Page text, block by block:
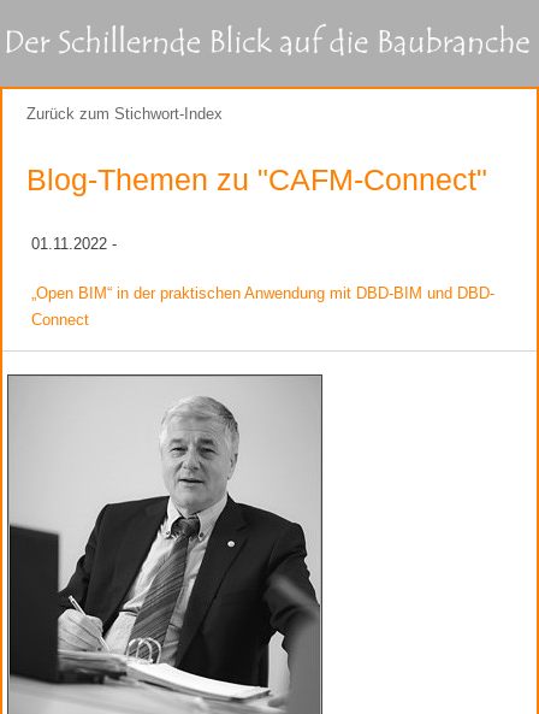
Zurück zum Stichwort-Index
Blog-Themen zu "CAFM-Connect"
01.11.2022 -
„Open BIM“ in der praktischen Anwendung mit DBD-BIM und DBD-
Connect